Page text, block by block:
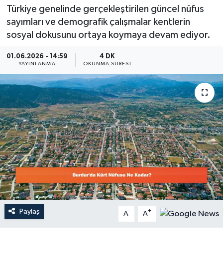
Türkiye genelinde gerçekleştirilen güncel nüfus
sayımları ve demografik çalışmalar kentlerin
sosyal dokusunu ortaya koymaya devam ediyor.
01.06.2026 - 14:59
YAYINLANMA
4 DK
OKUNMA SÜRESI
Paylaş A- A+
Yaşam
Ekonomi
Spor
Dünya
Resmi Reklamlar
Süper Lig Puan Durumu ve Fikstür
Son Dakika Haberleri
Haber Arşivi